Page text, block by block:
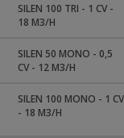
SILEN 100 TRI - 1 CV -
18 M3/H
SILEN 50 MONO - 0,5
CV - 12 M3/H
SILEN 100 MONO - 1 CV
- 18 M3/H